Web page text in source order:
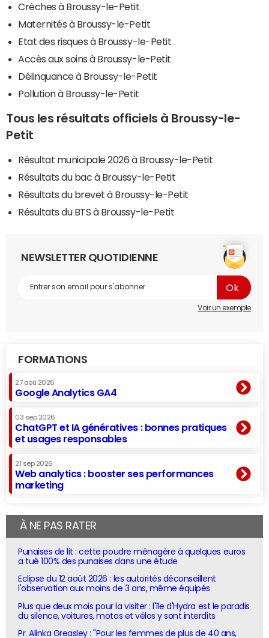
Crèches à Broussy-le-Petit
Maternités à Broussy-le-Petit
Etat des risques à Broussy-le-Petit
Accès aux soins à Broussy-le-Petit
Délinquance à Broussy-le-Petit
Pollution à Broussy-le-Petit
Tous les résultats officiels à Broussy-le-
Petit
Résultat municipale 2026 à Broussy-le-Petit
Résultats du bac à Broussy-le-Petit
Résultats du brevet à Broussy-le-Petit
Résultats du BTS à Broussy-le-Petit
NEWSLETTER QUOTIDIENNE
Voir un exemple
FORMATIONS
27 aoû 2026
Google Analytics GA4
03 sep 2026
ChatGPT et IA génératives : bonnes pratiques
et usages responsables
21 sep 2026
Web analytics : booster ses performances
marketing
À NE PAS RATER
Punaises de lit : cette poudre ménagère à quelques euros
a tué 100% des punaises dans une étude
Eclipse du 12 août 2026 : les autorités déconseillent
l'observation aux moins de 3 ans, même équipés
Plus que deux mois pour la visiter : l'île d'Hydra est le paradis
du silence, voitures, motos et vélos y sont interdits
Pr. Alinka Greasley : "Pour les femmes de plus de 40 ans,